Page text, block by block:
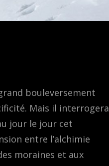
bouleversement
Mais il interrogera
jour le jour cet
entre l’alchimie
moraines et aux